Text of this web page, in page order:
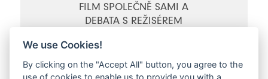
FILM SPOLEČNĚ SAMI A
DEBATA S REŽISÉREM
Pá 07.02.2025 - Pá 07.02.2025
We use Cookies!
By clicking on the "Accept All" button, you agree to the